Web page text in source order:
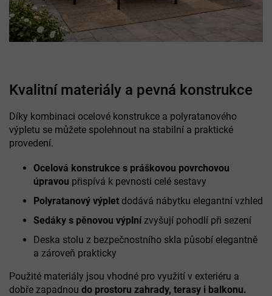
Kvalitní materiály a pevná konstrukce
Díky kombinaci ocelové konstrukce a polyratanového
výpletu se můžete spolehnout na stabilní a praktické
provedení.
Ocelová konstrukce s práškovou povrchovou
úpravou přispívá k pevnosti celé sestavy
Polyratanový výplet dodává nábytku elegantní vzhled
Sedáky s pěnovou výplnízvyšují pohodlí při sezení
Deska stolu z bezpečnostního skla působí elegantně
a zároveň prakticky
Použité materiály jsou vhodné pro využití v exteriéru a
dobře zapadnou do prostoru zahrady, terasy i balkonu.